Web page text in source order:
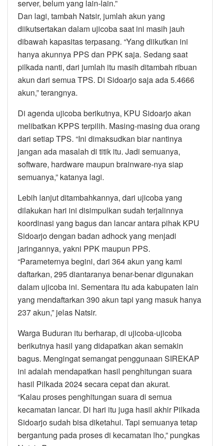
server, belum yang lain-lain.”
Dan lagi, tambah Natsir, jumlah akun yang
diikutsertakan dalam ujicoba saat ini masih jauh
dibawah kapasitas terpasang. “Yang diikutkan ini
hanya akunnya PPS dan PPK saja. Sedang saat
pilkada nanti, dari jumlah itu masih ditambah ribuan
akun dari semua TPS. Di Sidoarjo saja ada 5.4666
akun,” terangnya.
Di agenda ujicoba berikutnya, KPU Sidoarjo akan
melibatkan KPPS terpilih. Masing-masing dua orang
dari setiap TPS. “Ini dimaksudkan biar nantinya
jangan ada masalah di titik itu. Jadi semuanya,
software, hardware maupun brainware-nya siap
semuanya,” katanya lagi.
Lebih lanjut ditambahkannya, dari ujicoba yang
dilakukan hari ini disimpulkan sudah terjalinnya
koordinasi yang bagus dan lancar antara pihak KPU
Sidoarjo dengan badan adhock yang menjadi
jaringannya, yakni PPK maupun PPS.
“Parameternya begini, dari 364 akun yang kami
daftarkan, 295 diantaranya benar-benar digunakan
dalam ujicoba ini. Sementara itu ada kabupaten lain
yang mendaftarkan 390 akun tapi yang masuk hanya
237 akun,” jelas Natsir.
Warga Buduran itu berharap, di ujicoba-ujicoba
berikutnya hasil yang didapatkan akan semakin
bagus. Mengingat semangat penggunaan SIREKAP
ini adalah mendapatkan hasil penghitungan suara
hasil Pilkada 2024 secara cepat dan akurat.
“Kalau proses penghitungan suara di semua
kecamatan lancar. Di hari itu juga hasil akhir Pilkada
Sidoarjo sudah bisa diketahui. Tapi semuanya tetap
bergantung pada proses di kecamatan lho,” pungkas